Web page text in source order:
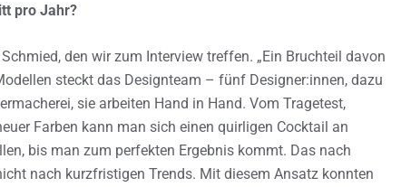
pro Jahr?
den wir zum Interview treffen. „Ein Bruchteil davon
steckt das Designteam – fünf Designer:innen, dazu
sie arbeiten Hand in Hand. Vom Tragetest,
Farben kann man sich einen quirligen Cocktail an
bis man zum perfekten Ergebnis kommt. Das nach
nach kurzfristigen Trends. Mit diesem Ansatz konnten